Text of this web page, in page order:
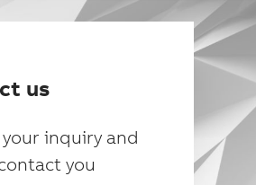
us
inquiry and
you